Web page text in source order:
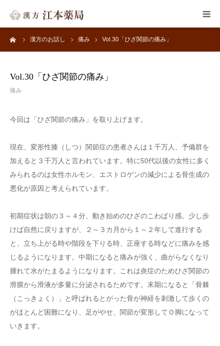
漢方のお話し 痛み Vol.30「ひざ関節の痛み」
Vol.30「ひざ関節の痛み」
痛み
今回は「ひざ関節の痛み」を取り上げます。
現在、変形性膝（しつ）関節症の患者さんは１千万人、予備群を
加えると３千万人と言われています。特に50代以後の女性に多く
みられるのは女性ホルモン、エストロゲンの減少による骨生成の
悪化が原因と考えられています。
初期症状は朝の３～４分、動き始めのひざのこわばり感。少し歩
けば自然に戻りますが、２～３カ月から１～２年して進行する
と、立ち上がる時や階段を下りる時、正座する時などに痛みを感
じるようになります。中期になると痛みが強く、曲がらなくなり
腫れて水がたまるようになります。これは炎症のためひざ関節の
滑膜から滑液が多量に分泌されるためです。末期になると「骨棘
（こっきょく）」と呼ばれるとがった骨が神経を刺激して歩くの
がほとんど困難になり、足がやせ、関節が変形してＯ脚になって
いきます。
HOME